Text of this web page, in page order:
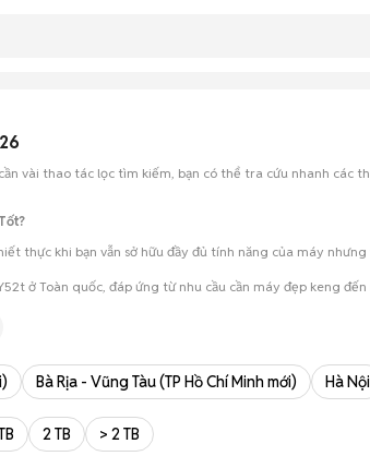
vài thao tác lọc tìm kiếm, bạn có thể tra cứu nhanh các
thực khi bạn vẫn sở hữu đầy đủ tính năng của máy
ở Toàn quốc, đáp ứng từ nhu cầu cần máy đẹp keng
thận, test loa, camera, wifi... để đảm bảo máy không có
Bà Rịa - Vũng Tàu (TP Hồ Chí Minh mới) Hà Nội
2 TB > 2 TB